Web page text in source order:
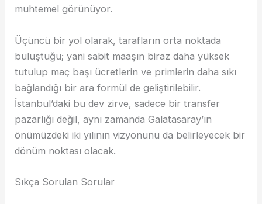
muhtemel görünüyor.
Üçüncü bir yol olarak, tarafların orta noktada
buluştuğu; yani sabit maaşın biraz daha yüksek
tutulup maç başı ücretlerin ve primlerin daha sıkı
bağlandığı bir ara formül de geliştirilebilir.
İstanbul’daki bu dev zirve, sadece bir transfer
pazarlığı değil, aynı zamanda Galatasaray’ın
önümüzdeki iki yılının vizyonunu da belirleyecek bir
dönüm noktası olacak.
Sıkça Sorulan Sorular